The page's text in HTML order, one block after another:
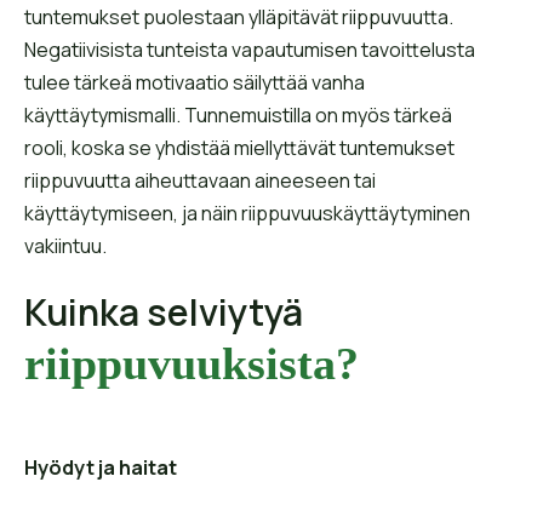
tuntemukset puolestaan ylläpitävät riippuvuutta.
Negatiivisista tunteista vapautumisen tavoittelusta
tulee tärkeä motivaatio säilyttää vanha
käyttäytymismalli. Tunnemuistilla on myös tärkeä
rooli, koska se yhdistää miellyttävät tuntemukset
riippuvuutta aiheuttavaan aineeseen tai
käyttäytymiseen, ja näin riippuvuuskäyttäytyminen
vakiintuu.
Kuinka selviytyä
riippuvuuksista?
Hyödyt ja haitat